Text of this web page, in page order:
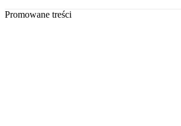
Promowane treści